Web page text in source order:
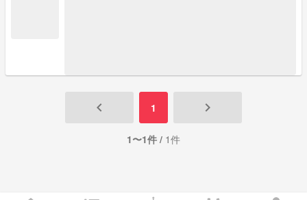
keyboard_arrow_left 1 keyboard_arrow_right
1〜1件 / 1件